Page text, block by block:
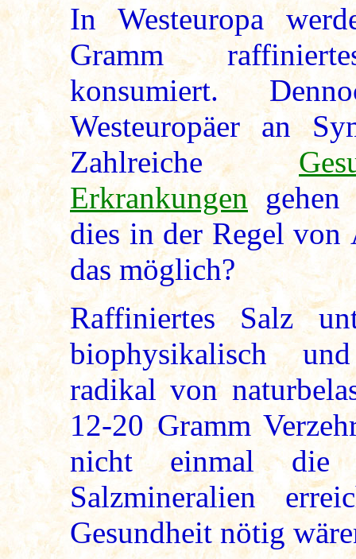
In Westeuropa
Gramm
konsumiert.
Westeuropäer an
Zahlreiche
Erkrankungengehen
dies in der Regel
das möglich?
Raffiniertes Salz
biophysikalisch
radikal von
12-20 Gramm
nicht einmal die
Salzmineralien
Gesundheit nötig